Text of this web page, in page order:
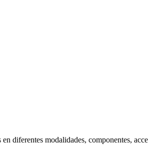
diferentes modalidades, componentes,